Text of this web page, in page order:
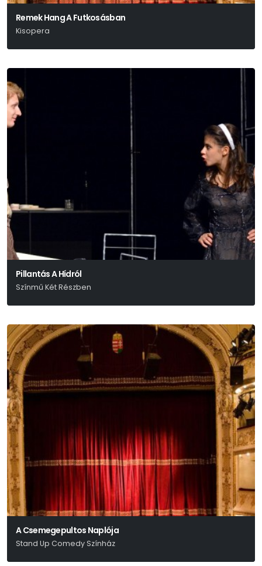
Remek Hang A Futkosásban
Kisopera
Pillantás A Hídról
Színmű Két Részben
A Csemegepultos Naplója
Stand Up Comedy Színház